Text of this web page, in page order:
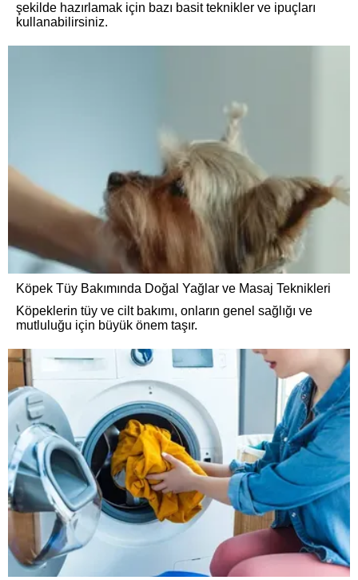
şekilde hazırlamak için bazı basit teknikler ve ipuçları
kullanabilirsiniz.
Köpek Tüy Bakımında Doğal Yağlar ve Masaj Teknikleri
Köpeklerin tüy ve cilt bakımı, onların genel sağlığı ve
mutluluğu için büyük önem taşır.